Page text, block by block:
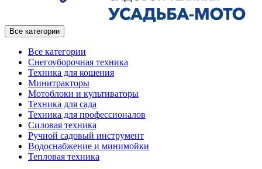
Все категории
Все категории
Снегоуборочная техника
Техника для кошения
Минитракторы
Мотоблоки и культиваторы
Техника для сада
Техника для профессионалов
Силовая техника
Ручной садовый инструмент
Водоснабжение и минимойки
Тепловая техника